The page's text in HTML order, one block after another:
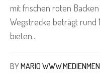
mit frischen roten
Wegstrecke beträgt rund
bieten...
BYMARIO